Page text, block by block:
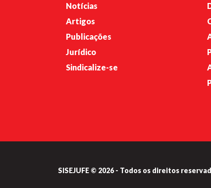
Notícias
Artigos
Publicações
Jurídico
Sindicalize-se
SISEJUFE © 2026 - Todos os direitos